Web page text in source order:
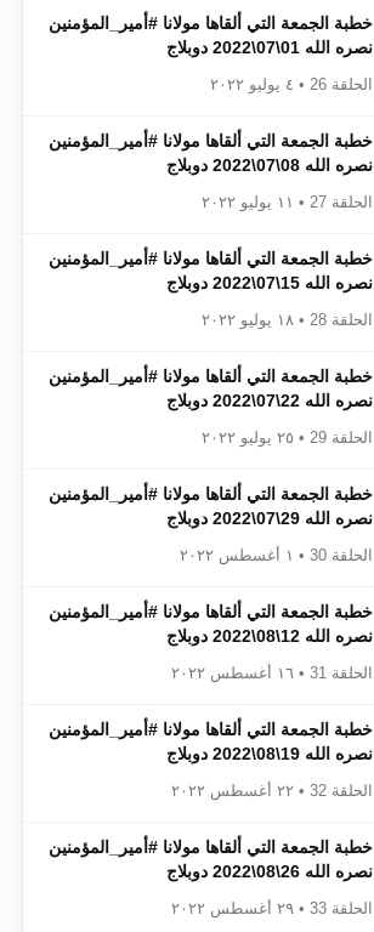
خطبة الجمعة التي ألقاها مولانا #أمير_المؤمنين​​​​​​
نصره الله 01\07\2022 دوبلاج
الحلقة 26 • ٤ يوليو ٢٠٢٢
خطبة الجمعة التي ألقاها مولانا #أمير_المؤمنين​​​​​​
نصره الله 08\07\2022 دوبلاج
الحلقة 27 • ١١ يوليو ٢٠٢٢
خطبة الجمعة التي ألقاها مولانا #أمير_المؤمنين​​​​​​
نصره الله 15\07\2022 دوبلاج
الحلقة 28 • ١٨ يوليو ٢٠٢٢
خطبة الجمعة التي ألقاها مولانا #أمير_المؤمنين​​​​​​
نصره الله 22\07\2022 دوبلاج
الحلقة 29 • ٢٥ يوليو ٢٠٢٢
خطبة الجمعة التي ألقاها مولانا #أمير_المؤمنين​​​​​​
نصره الله 29\07\2022 دوبلاج
الحلقة 30 • ١ أغسطس ٢٠٢٢
خطبة الجمعة التي ألقاها مولانا #أمير_المؤمنين​​​​​​
نصره الله 12\08\2022 دوبلاج
الحلقة 31 • ١٦ أغسطس ٢٠٢٢
خطبة الجمعة التي ألقاها مولانا #أمير_المؤمنين​​​​​​
نصره الله 19\08\2022 دوبلاج
الحلقة 32 • ٢٢ أغسطس ٢٠٢٢
خطبة الجمعة التي ألقاها مولانا #أمير_المؤمنين​​​​​​
نصره الله 26\08\2022 دوبلاج
الحلقة 33 • ٢٩ أغسطس ٢٠٢٢